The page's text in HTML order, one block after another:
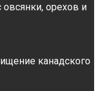
орехов и
канадского